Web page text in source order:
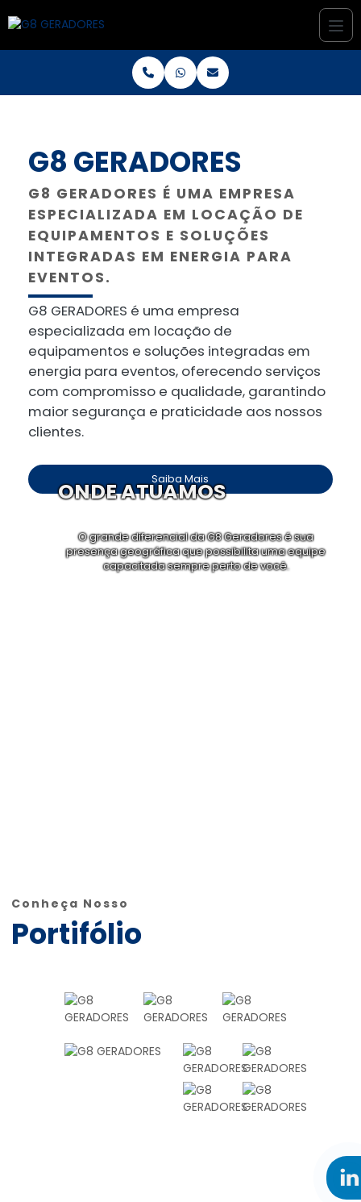
G8 GERADORES
G8 GERADORES É UMA EMPRESA
ESPECIALIZADA EM LOCAÇÃO DE
EQUIPAMENTOS E SOLUÇÕES
INTEGRADAS EM ENERGIA PARA
EVENTOS.
G8 GERADORES é uma empresa
especializada em locação de
equipamentos e soluções integradas em
energia para eventos, oferecendo serviços
com compromisso e qualidade, garantindo
maior segurança e praticidade aos nossos
clientes.
Saiba Mais
ONDE ATUAMOS
O grande diferencial da G8 Geradores é sua
presença geográfica que possibilita uma equipe
capacitada sempre perto de você.
Conheça Nosso
Portifólio